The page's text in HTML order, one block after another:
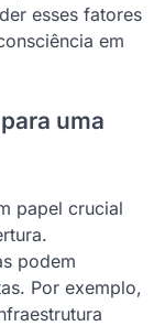
esses fatores
em
uma
papel crucial
podem
Por exemplo,